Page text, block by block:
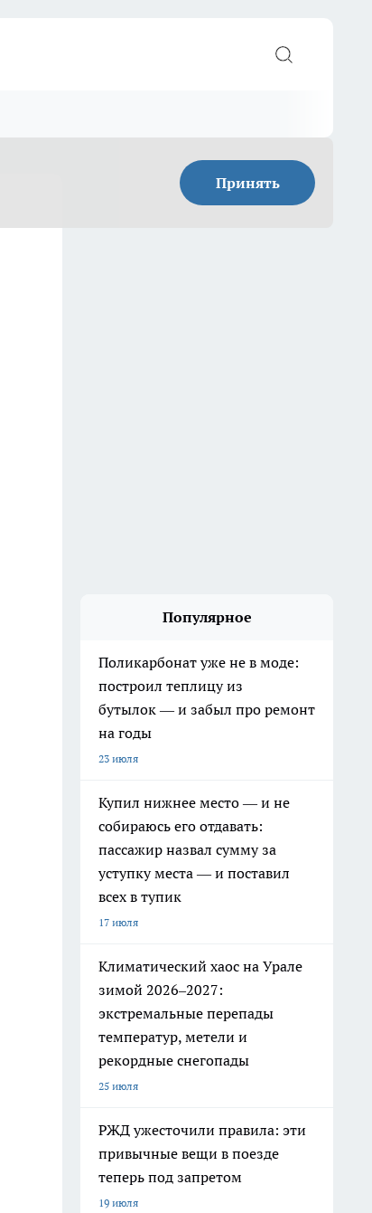
Принять
Популярное
Поликарбонат уже не в моде:
построил теплицу из
бутылок — и забыл про ремонт
на годы
23 июля
Купил нижнее место — и не
собираюсь его отдавать:
пассажир назвал сумму за
уступку места — и поставил
всех в тупик
17 июля
Климатический хаос на Урале
зимой 2026–2027:
экстремальные перепады
температур, метели и
рекордные снегопады
25 июля
РЖД ужесточили правила: эти
привычные вещи в поезде
теперь под запретом
19 июля